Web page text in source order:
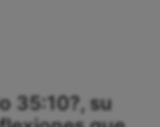
35:10?, su